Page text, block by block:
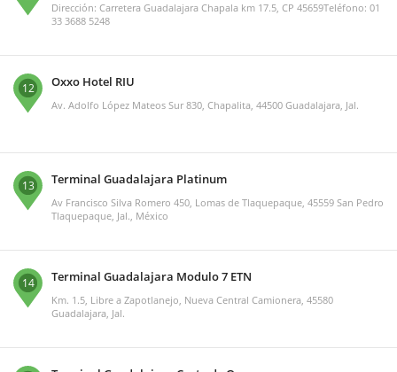
Dirección: Carretera Guadalajara Chapala km 17.5, CP 45659Teléfono: 01
33 3688 5248
12 Oxxo Hotel RIU
Av. Adolfo López Mateos Sur 830, Chapalita, 44500 Guadalajara, Jal.
13 Terminal Guadalajara Platinum
Av Francisco Silva Romero 450, Lomas de Tlaquepaque, 45559 San Pedro
Tlaquepaque, Jal., México
14 Terminal Guadalajara Modulo 7 ETN
Km. 1.5, Libre a Zapotlanejo, Nueva Central Camionera, 45580
Guadalajara, Jal.